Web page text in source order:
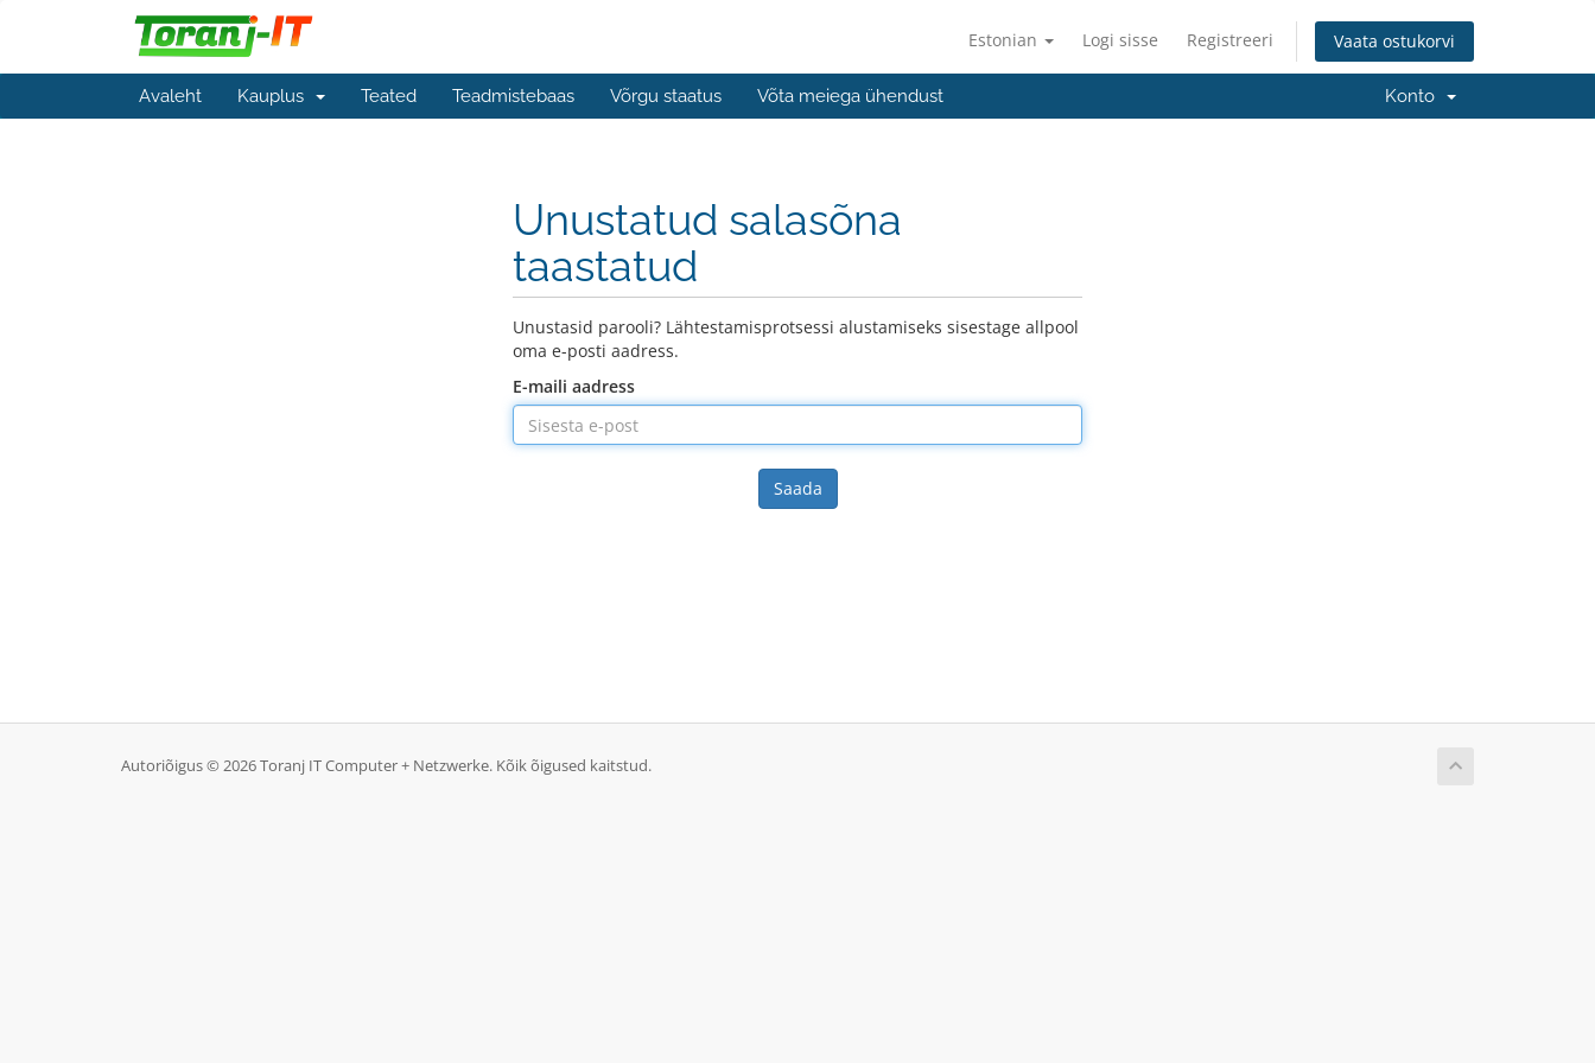
Estonian Logi sisse Registreeri Vaata ostukorvi
Avaleht Kauplus Teated Teadmistebaas Võrgu staatus Võta meiega ühendust Konto
Unustatud salasõna
taastatud
Unustasid parooli? Lähtestamisprotsessi alustamiseks sisestage allpool
oma e-posti aadress.
E-maili aadress
Saada
Autoriõigus © 2026 Toranj IT Computer + Netzwerke. Kõik õigused kaitstud.